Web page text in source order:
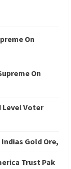
On
On
Voter
Gold Ore,
Trust Pak